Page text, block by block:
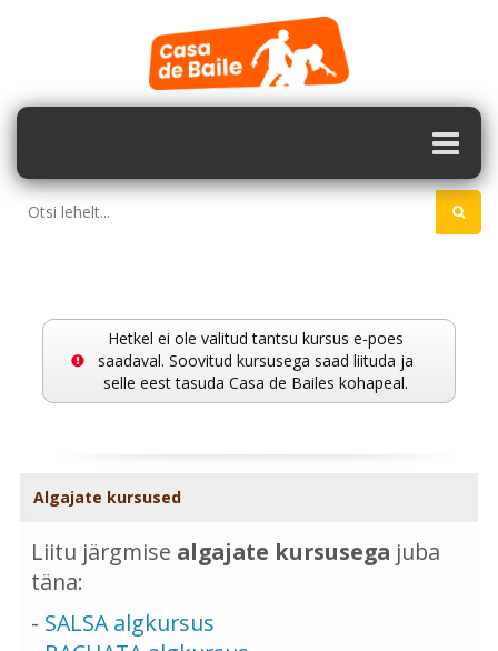
Hetkel ei ole valitud tantsu kursus e-poes
saadaval. Soovitud kursusega saad liituda ja
selle eest tasuda Casa de Bailes kohapeal.
Algajate kursused
Liitu järgmise algajate kursusega juba
täna:
- SALSA algkursus